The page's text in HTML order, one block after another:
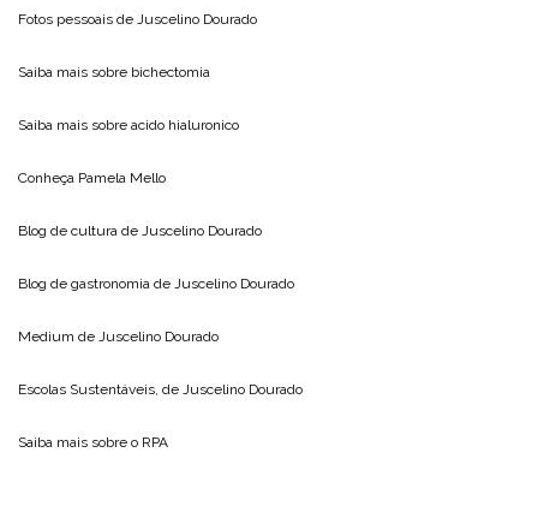
Fotos pessoais de Juscelino Dourado
Saiba mais sobre bichectomia
Saiba mais sobre acido hialuronico
Conheça Pamela Mello
Blog de cultura de Juscelino Dourado
Blog de gastronomia de Juscelino Dourado
Medium de Juscelino Dourado
Escolas Sustentáveis, de Juscelino Dourado
Saiba mais sobre o RPA